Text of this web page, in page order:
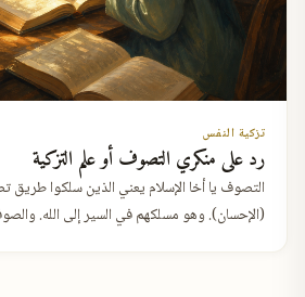
تزكية النفس
رد على منكري التصوف أو علم التزكية
التصوف يا أخا الإسلام يعني الذين سلكوا طريق
(الإحسان). وهو مسلكهم في السير إلى الله.